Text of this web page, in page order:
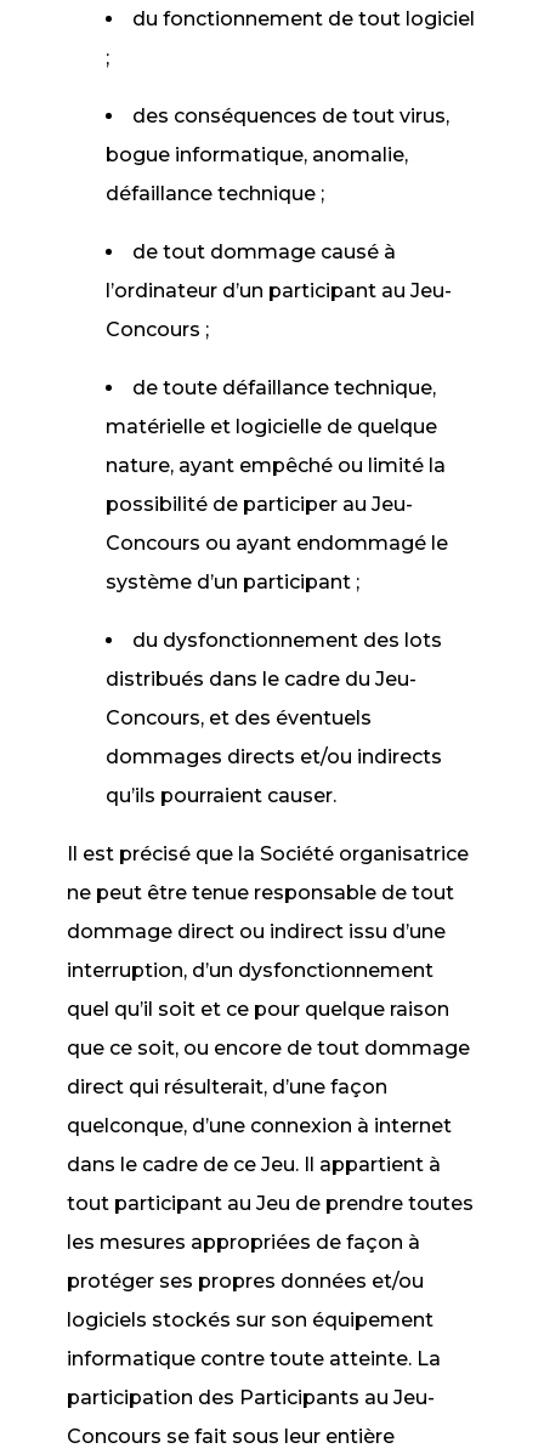
du fonctionnement de tout logiciel
;
des conséquences de tout virus,
bogue informatique, anomalie,
défaillance technique ;
de tout dommage causé à
l’ordinateur d’un participant au Jeu-
Concours ;
de toute défaillance technique,
matérielle et logicielle de quelque
nature, ayant empêché ou limité la
possibilité de participer au Jeu-
Concours ou ayant endommagé le
système d’un participant ;
du dysfonctionnement des lots
distribués dans le cadre du Jeu-
Concours, et des éventuels
dommages directs et/ou indirects
qu’ils pourraient causer.
Il est précisé que la Société organisatrice
ne peut être tenue responsable de tout
dommage direct ou indirect issu d’une
interruption, d’un dysfonctionnement
quel qu’il soit et ce pour quelque raison
que ce soit, ou encore de tout dommage
direct qui résulterait, d’une façon
quelconque, d’une connexion à internet
dans le cadre de ce Jeu. Il appartient à
tout participant au Jeu de prendre toutes
les mesures appropriées de façon à
protéger ses propres données et/ou
logiciels stockés sur son équipement
informatique contre toute atteinte. La
participation des Participants au Jeu-
Concours se fait sous leur entière